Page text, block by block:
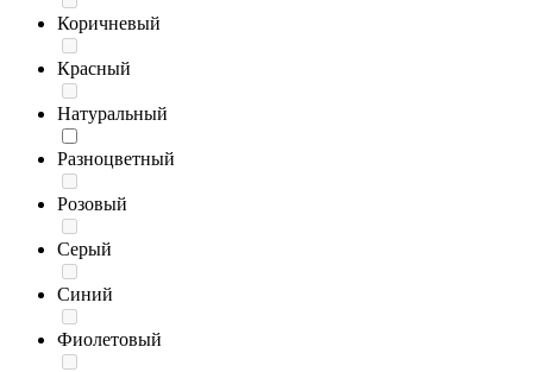
Коричневый
Красный
Натуральный
Разноцветный
Розовый
Серый
Синий
Фиолетовый